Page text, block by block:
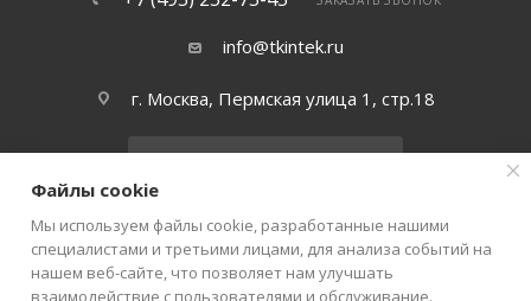
info@tkintek.ru
г. Москва, Пермская улица 1, стр.18
ПОЛИТИКА КОНФИДЕНЦИАЛЬНОСТИ
Файлы cookie
Мы используем файлы cookie, разработанные нашими
специалистами и третьими лицами, для анализа событий на
нашем веб-сайте, что позволяет нам улучшать
взаимодействие с пользователями и обслуживание.